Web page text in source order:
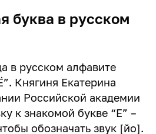
буква в русском
в русском алфавите
Княгиня Екатерина
Российской академии
к знакомой букве “Е” –
обозначать звук [йо].